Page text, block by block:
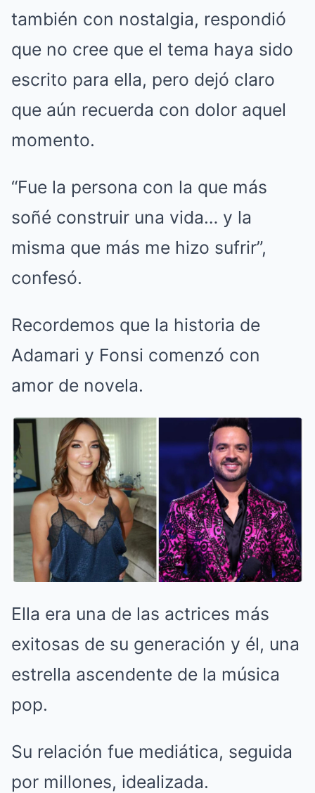
también con nostalgia, respondió
que no cree que el tema haya sido
escrito para ella, pero dejó claro
que aún recuerda con dolor aquel
momento.
“Fue la persona con la que más
soñé construir una vida… y la
misma que más me hizo sufrir”,
confesó.
Recordemos que la historia de
Adamari y Fonsi comenzó con
amor de novela.
Ella era una de las actrices más
exitosas de su generación y él, una
estrella ascendente de la música
pop.
Su relación fue mediática, seguida
por millones, idealizada.